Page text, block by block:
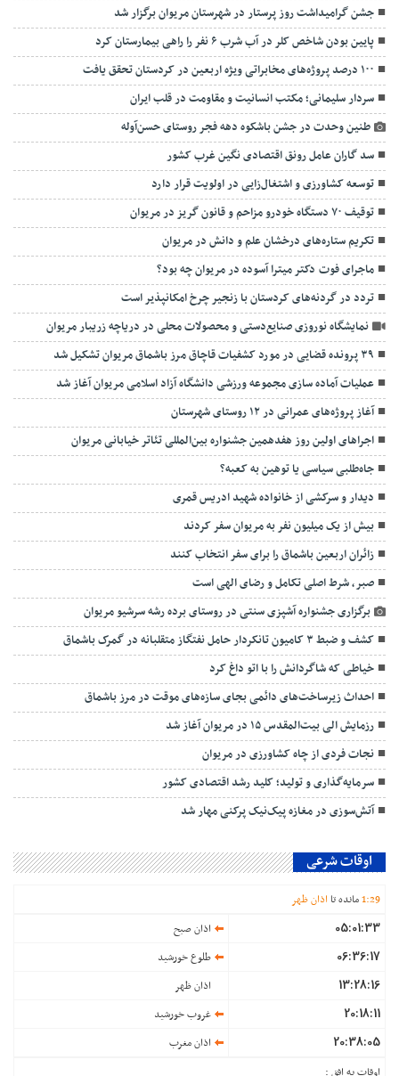
جشن گرامیداشت روز پرستار در شهرستان مریوان برگزار شد
پایین بودن شاخص کلر در آب شرب ۶ نفر را راهی بیمارستان کرد
۱۰۰ درصد پروژه‌های مخابراتی ویژه اربعین در کردستان تحقق یافت
سردار سلیمانی؛ مکتب انسانیت و مقاومت در قلب ایران
طنین وحدت در جشن باشکوه دهه فجر روستای حسن‌آوله
سد گاران عامل رونق اقتصادی نگین غرب کشور
توسعه کشاورزی و اشتغال‌زایی در اولویت قرار دارد
توقیف ۷۰ دستگاه خودرو مزاحم و قانون گریز در مریوان
تکریم ستاره‌های درخشان علم و دانش در مریوان
ماجرای فوت دکتر میترا آسوده در مریوان چه بود؟
تردد در گردنه‌های کردستان با زنجیر چرخ امکانپذیر است
نمایشگاه نوروزی صنایع‌دستی و محصولات محلی در دریاچه زریبار مریوان
۳۹ پرونده قضایی در مورد کشفیات قاچاق مرز باشماق مریوان تشکیل شد
عملیات آماده سازی مجموعه ورزشی دانشگاه آزاد اسلامی مریوان آغاز شد
آغاز پروژه‌های عمرانی در ۱۲ روستای شهرستان
اجراهای اولین روز هفدهمین جشنواره بین‌المللی تئاتر خیابانی مریوان
جاه‌طلبی سیاسی یا توهین به کعبه؟
دیدار و سرکشی از خانواده شهید ادریس قمری
بیش از یک میلیون نفر به مریوان سفر کردند
زائران اربعین باشماق را برای سفر انتخاب کنند
صبر، شرط اصلی تکامل و رضای الهی است
برگزاری جشنواره آشپزی سنتی در روستای برده رشه سرشیو مریوان
کشف و ضبط ۳ کامیون تانکردار حامل نفتگاز متقلبانه در گمرک باشماق
خیاطی که شاگردانش را با اتو داغ کرد
احداث زیرساخت‌های دائمی بجای سازه‌های موقت در مرز باشماق
رزمایش الی بیت‌المقدس ۱۵ در مریوان آغاز شد
نجات فردی از چاه کشاورزی در مریوان
سرمایه‌گذاری و تولید؛ کلید رشد اقتصادی کشور
آتش‌سوزی در مغازه پیک‌نیک پرکنی مهار شد
اوقات شرعی
1:29 مانده تا اذان ظهر
05:01:33 اذان صبح
06:36:17 طلوع خورشید
13:28:16 اذان ظهر
20:18:11 غروب خورشید
20:38:05
اذان مغرب